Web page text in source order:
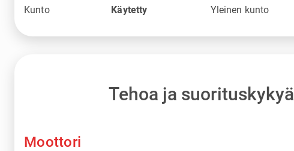
Kunto Käytetty Yleinen kunto
Tehoa ja suorituskykyä
Moottori